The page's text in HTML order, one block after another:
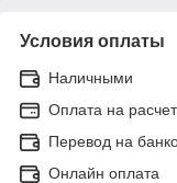
Условия оплаты
Наличными
Оплата на
Перевод на
Онлайн оплата